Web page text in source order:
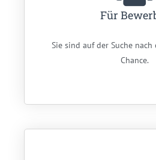
Für
Sie sind auf der Suche
Chance.